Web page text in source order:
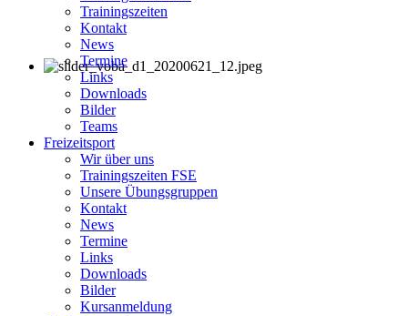
Trainingszeiten
Kontakt
News
Termine
Links
Downloads
Bilder
Teams
Freizeitsport
Wir über uns
Trainingszeiten FSE
Unsere Übungsgruppen
Kontakt
News
Termine
Links
Downloads
Bilder
Kursanmeldung